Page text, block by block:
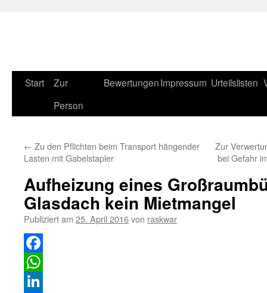
Zum
Start
Zur
Person
BewertungenImpressum Urteilslisten
← Zu den Pflichten beim Transport hängender
Lasten mit Gabelstapler
Zur
bei Gefahr
Aufheizung eines
Glasdach kein Mietmangel
Publiziert am 25. April 2016von raskwar
Facebook
WhatsApp